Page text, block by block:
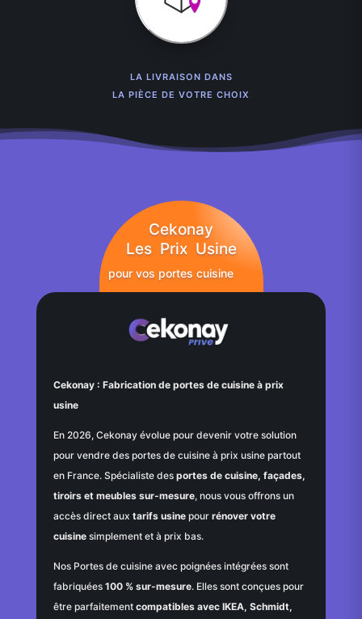
LA LIVRAISON DANS
LA PIÈCE DE VOTRE CHOIX
Cekonay
Les Prix Usine
pour vos portes cuisine
Cekonay : Fabrication de portes de cuisine à prix
usine
En 2026, Cekonay évolue pour devenir votre solution
pour vendre des portes de cuisine à prix usine partout
en France. Spécialiste des portes de cuisine, façades,
tiroirs et meubles sur-mesure, nous vous offrons un
accès direct aux tarifs usinepour rénover votre
cuisinesimplement et à prix bas.
Nos Portes de cuisine avec poignées intégrées sont
fabriquées 100 % sur-mesure. Elles sont conçues pour
être parfaitement compatibles avec IKEA, Schmidt,